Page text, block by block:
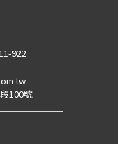
922
100號